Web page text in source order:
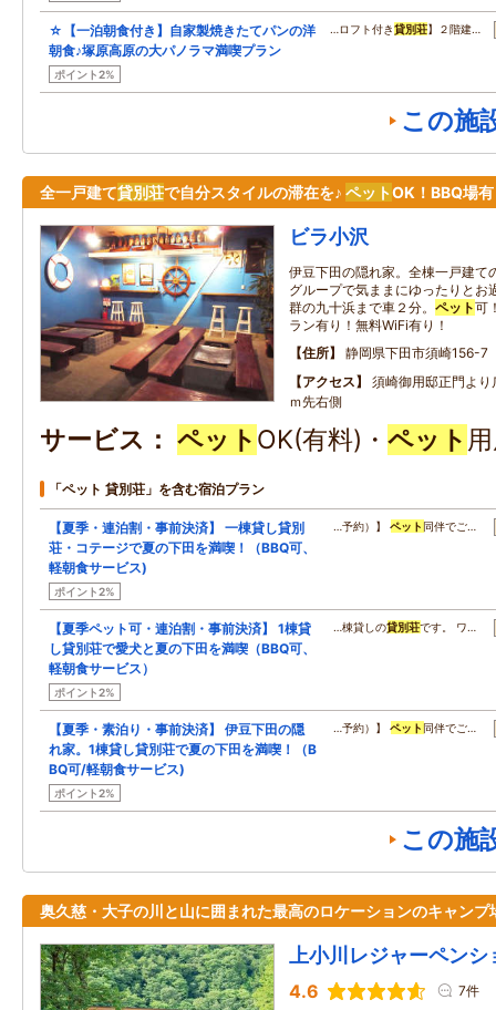
☆【一泊朝食付き】自家製焼きたてパンの洋
朝食♪塚原高原の大パノラマ満喫プラン
ポイント2%
…ロフト付き貸別荘】２階建…
この施
全一戸建て貸別荘で自分スタイルの滞在を♪ ペットOK！BBQ場
ビラ小沢
伊豆下田の隠れ家。全棟一戸建て
グループで気ままにゆったりとお
群の九十浜まで車２分。 ペット可
ラン有り！無料WiFi有り！
住所
静岡県下田市須崎156-7
アクセス
須崎御用邸正門よ
ｍ先右側
サービス ペット OK(有料)・ ペット
「ペット 貸別荘」を含む宿泊プラン
【夏季・連泊割・事前決済】 一棟貸し貸別
荘・コテージで夏の下田を満喫！（BBQ可、
軽朝食サービス)
ポイント2%
…予約）】ペット 同伴でご…
【夏季ペット可・連泊割・事前決済】 1棟貸
し貸別荘で愛犬と夏の下田を満喫（BBQ可、
軽朝食サービス）
ポイント2%
…棟貸しの貸別荘です。 ワ…
【夏季・素泊り・事前決済】 伊豆下田の隠
れ家。1棟貸し貸別荘で夏の下田を満喫！（B
BQ可/軽朝食サービス)
ポイント2%
…予約）】ペット 同伴でご…
この施
奥久慈・大子の川と山に囲まれた最高のロケーションのキャンプ
上小川レジャーペンシ
4.6 7件